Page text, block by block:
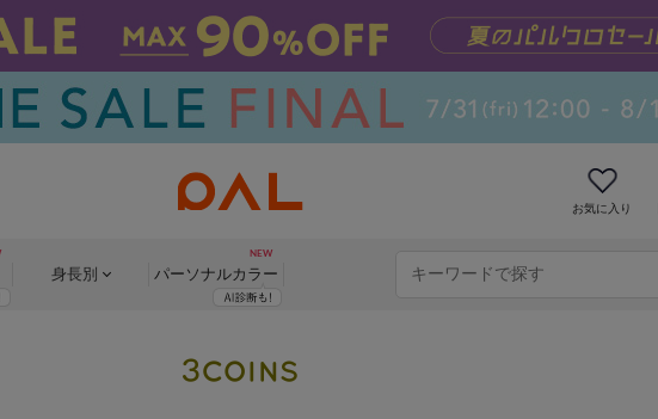
お気に入り
身長別 パーソナルカラー